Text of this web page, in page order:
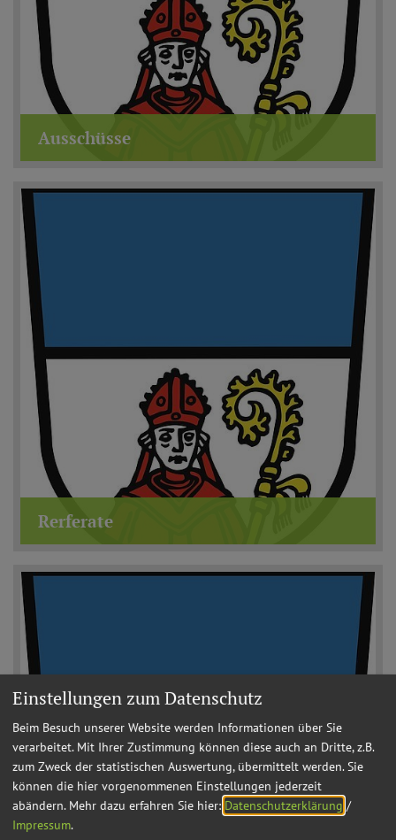
Ausschüsse
Rerferate
Einstellungen zum Datenschutz
Beim Besuch unserer Website werden Informationen über Sie
verarbeitet. Mit Ihrer Zustimmung können diese auch an Dritte, z.B.
zum Zweck der statistischen Auswertung, übermittelt werden. Sie
können die hier vorgenommenen Einstellungen jederzeit
abändern. Mehr dazu erfahren Sie hier: Datenschutzerklärung /
Impressum.